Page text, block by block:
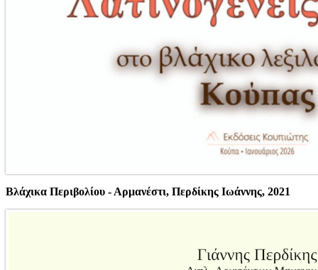
Βλάχικα Περιβολίου - Αρμανέστι, Περδίκης Ιωάννης, 2021